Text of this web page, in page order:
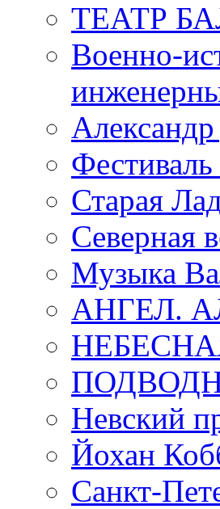
ТЕАТР
Военно-
Старая
Северная
Музыка
АНГЕЛ.
Невский
Йохан
Санкт-